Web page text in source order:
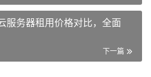
服务器租用价格对比，全面
下一篇